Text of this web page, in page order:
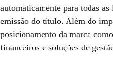
automaticamente para todas
emissão do título. Além do
posicionamento da marca
financeiros e soluções de